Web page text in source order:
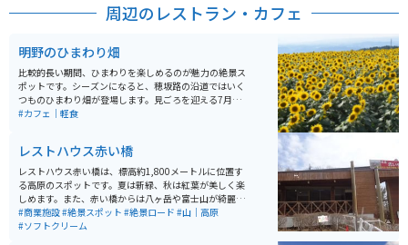
周辺のレストラン・カフェ
明野のひまわり畑
比較的長い期間、ひまわりを楽しめるのが魅力の絶景ス
ポットです。シーズンになると、穂坂路の沿道ではいく
つものひまわり畑が登場します。見ごろを迎える7月下旬
から8月中旬頃にかけては、明野のひまわり畑を中心に
#カフェ｜軽食
レストハウス赤い橋
レストハウス赤い橋は、標高約1,800メートルに位置す
る高原のスポットです。夏は新緑、秋は紅葉が美しく楽
しめます。また、赤い橋からは八ヶ岳や富士山が綺麗に
見えるため、橋下を上空から眺めることができる貴重な
スポットです。 レストハウス赤い橋では、有名なソフト
#商業施設#絶景スポット #絶景ロード #山｜高原
#ソフトクリーム